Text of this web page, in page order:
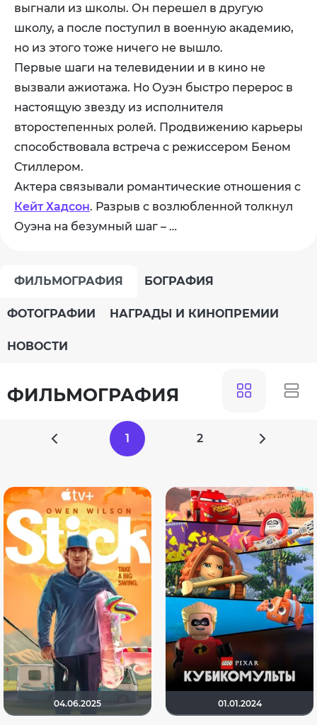
выгнали из школы. Он перешел в другую
школу, а после поступил в военную академию,
но из этого тоже ничего не вышло.
Первые шаги на телевидении и в кино не
вызвали ажиотажа. Но Оуэн быстро перерос в
настоящую звезду из исполнителя
второстепенных ролей. Продвижению карьеры
способствовала встреча с режиссером Беном
Стиллером.
Актера связывали романтические отношения с
Кейт Хадсон. Разрыв с возлюбленной толкнул
Оуэна на безумный шаг – …
ФИЛЬМОГРАФИЯ БОГРАФИЯ
ФОТОГРАФИИ НАГРАДЫ И КИНОПРЕМИИ
НОВОСТИ
ФИЛЬМОГРАФИЯ
1 2
04.06.2025 01.01.2024